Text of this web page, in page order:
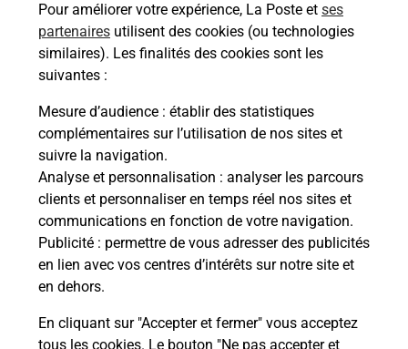
Pour améliorer votre expérience, La Poste et ses
partenaires utilisent des cookies (ou technologies
similaires). Les finalités des cookies sont les
suivantes :
Mesure d’audience : établir des statistiques
complémentaires sur l’utilisation de nos sites et
suivre la navigation.
Analyse et personnalisation : analyser les parcours
clients et personnaliser en temps réel nos sites et
communications en fonction de votre navigation.
Publicité : permettre de vous adresser des publicités
en lien avec vos centres d’intérêts sur notre site et
en dehors.
En cliquant sur "Accepter et fermer" vous acceptez
tous les cookies. Le bouton "Ne pas accepter et
Découvrez l'offre proposée par La Poste.
En savoir plus Je réserve
Foire aux questions
Quel âge minimum faut-il pour
passer le permis bateau ?